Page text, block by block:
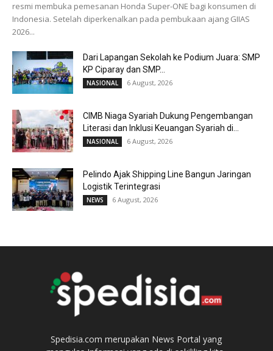
resmi membuka pemesanan Honda Super-ONE bagi konsumen di
Indonesia. Setelah diperkenalkan pada pembukaan ajang GIIAS
2026...
Dari Lapangan Sekolah ke Podium Juara: SMP
KP Ciparay dan SMP...
NASIONAL 6 August, 2026
CIMB Niaga Syariah Dukung Pengembangan
Literasi dan Inklusi Keuangan Syariah di...
NASIONAL 6 August, 2026
Pelindo Ajak Shipping Line Bangun Jaringan
Logistik Terintegrasi
NEWS 6 August, 2026
Spedisia.com merupakan News Portal yang